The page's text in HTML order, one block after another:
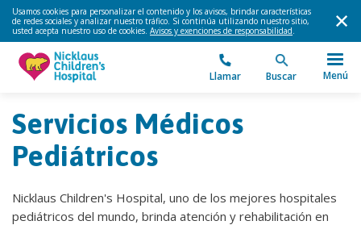
Usamos cookies para personalizar el contenido y los avisos, brindar características
de redes sociales y analizar nuestro tráfico. Si continúa utilizando nuestro sitio,
usted acepta nuestro uso de cookies. Avisos y exenciones de responsabilidad.
Llamar Buscar Menú
Servicios Médicos
Pediátricos
Nicklaus Children's Hospital, uno de los mejores hospitales
pediátricos del mundo, brinda atención y rehabilitación en